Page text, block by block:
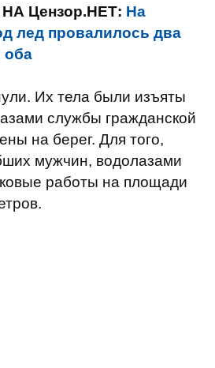
Цензор.НЕТ: На
лед провалилось два
оба
Их тела были изъяты
службы гражданской
на берег. Для того,
мужчин, водолазами
работы на площади